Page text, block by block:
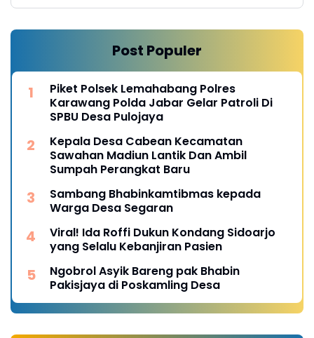
Post Populer
Piket Polsek Lemahabang Polres
Karawang Polda Jabar Gelar Patroli Di
SPBU Desa Pulojaya
Kepala Desa Cabean Kecamatan
Sawahan Madiun Lantik Dan Ambil
Sumpah Perangkat Baru
Sambang Bhabinkamtibmas kepada
Warga Desa Segaran
Viral! Ida Roffi Dukun Kondang Sidoarjo
yang Selalu Kebanjiran Pasien
Ngobrol Asyik Bareng pak Bhabin
Pakisjaya di Poskamling Desa